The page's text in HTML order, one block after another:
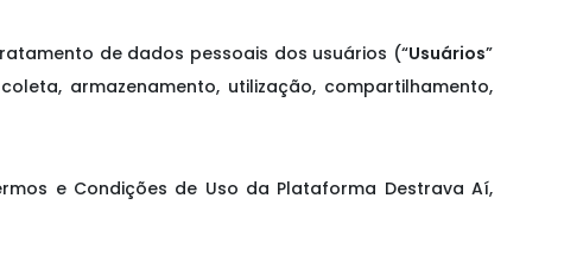
de dados pessoais dos usuários (“Usuários”
armazenamento, utilização, compartilhamento,
e Condições de Uso da Plataforma Destrava Aí,